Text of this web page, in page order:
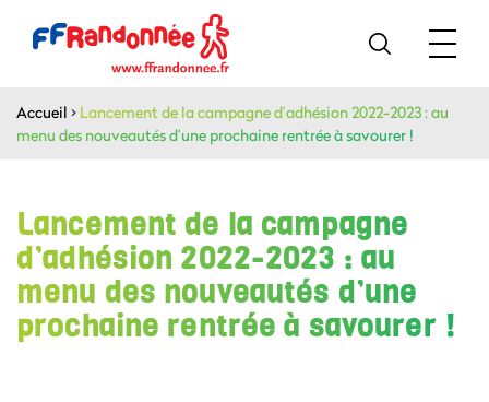
Accueil > Lancement de la campagne d’adhésion 2022-2023 : au
menu des nouveautés d’une prochaine rentrée à savourer !
Lancement de la campagne
d’adhésion 2022-2023 : au
menu des nouveautés d’une
prochaine rentrée à savourer !